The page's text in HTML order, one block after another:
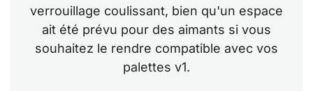
verrouillage coulissant, bien qu'un espace
ait été prévu pour des aimants si vous
souhaitez le rendre compatible avec vos
palettes v1.